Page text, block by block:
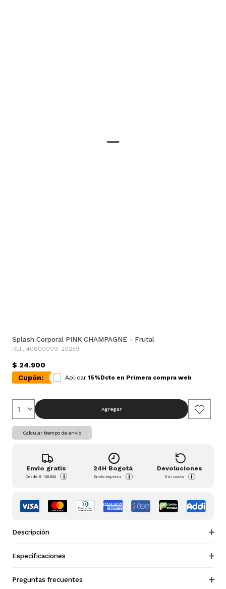
Splash Corporal PINK CHAMPAGNE - Frutal
REF. 40600009-20259
$ 24.900
Cupón:
Aplicar 15%Dcto en Primera compra web
Agregar
Calcular tiempo de envío
Envío gratis
Desde$ 159.900 i
24H Bogotá
Envío express i
Devoluciones
Sin costo i
Descripción
Especificaciones
Preguntas frecuentes